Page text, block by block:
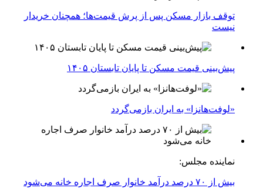
توقف بازار مسکن پس از پرش قیمت‌ها؛ همچنان خریدار
نیست
پیش‌بینی قیمت مسکن تا پایان تابستان ۱۴۰۵
«لوفت‌هانزا» به ایران بازمی‌گردد
نماینده مجلس:
بیش از ۷۰ درصد درآمد خانوار صرف اجاره خانه می‌شود